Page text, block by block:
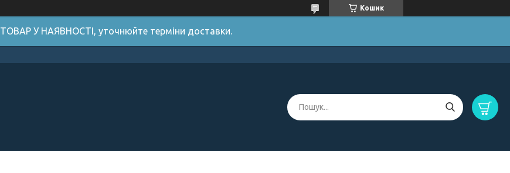
Кошик
ТОВАР У НАЯВНОСТІ, уточнюйте терміни доставки.